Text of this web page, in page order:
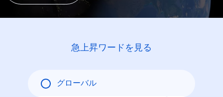
急上昇ワードを見る
グローバル